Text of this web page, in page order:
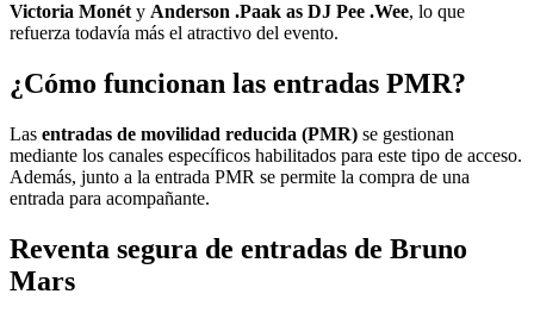
Victoria Monét y Anderson .Paak as DJ Pee .Wee, lo que
refuerza todavía más el atractivo del evento.
¿Cómo funcionan las entradas PMR?
Las entradas de movilidad reducida (PMR) se gestionan
mediante los canales específicos habilitados para este tipo de acceso.
Además, junto a la entrada PMR se permite la compra de una
entrada para acompañante.
Reventa segura de entradas de Bruno
Mars